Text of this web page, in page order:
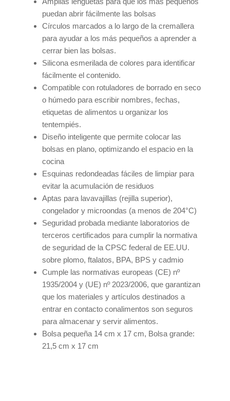
puedan abrir fácilmente las bolsas
Círculos marcados a lo largo de la cremallera
para ayudar a los más pequeños a aprender a
cerrar bien las bolsas.
Silicona esmerilada de colores para identificar
fácilmente el contenido.
Compatible con rotuladores de borrado en seco
o húmedo para escribir nombres, fechas,
etiquetas de alimentos u organizar los
tentempiés.
Diseño inteligente que permite colocar las
bolsas en plano, optimizando el espacio en la
cocina
Esquinas redondeadas fáciles de limpiar para
evitar la acumulación de residuos
Aptas para lavavajillas (rejilla superior),
congelador y microondas (a menos de 204°C)
Seguridad probada mediante laboratorios de
terceros certificados para cumplir la normativa
de seguridad de la CPSC federal de EE.UU.
sobre plomo, ftalatos, BPA, BPS y cadmio
Cumple las normativas europeas (CE) nº
1935/2004 y (UE) nº 2023/2006, que garantizan
que los materiales y artículos destinados a
entrar en contacto conalimentos son seguros
para almacenar y servir alimentos.
Bolsa pequeña 14 cm x 17 cm, Bolsa grande:
21,5 cm x 17 cm